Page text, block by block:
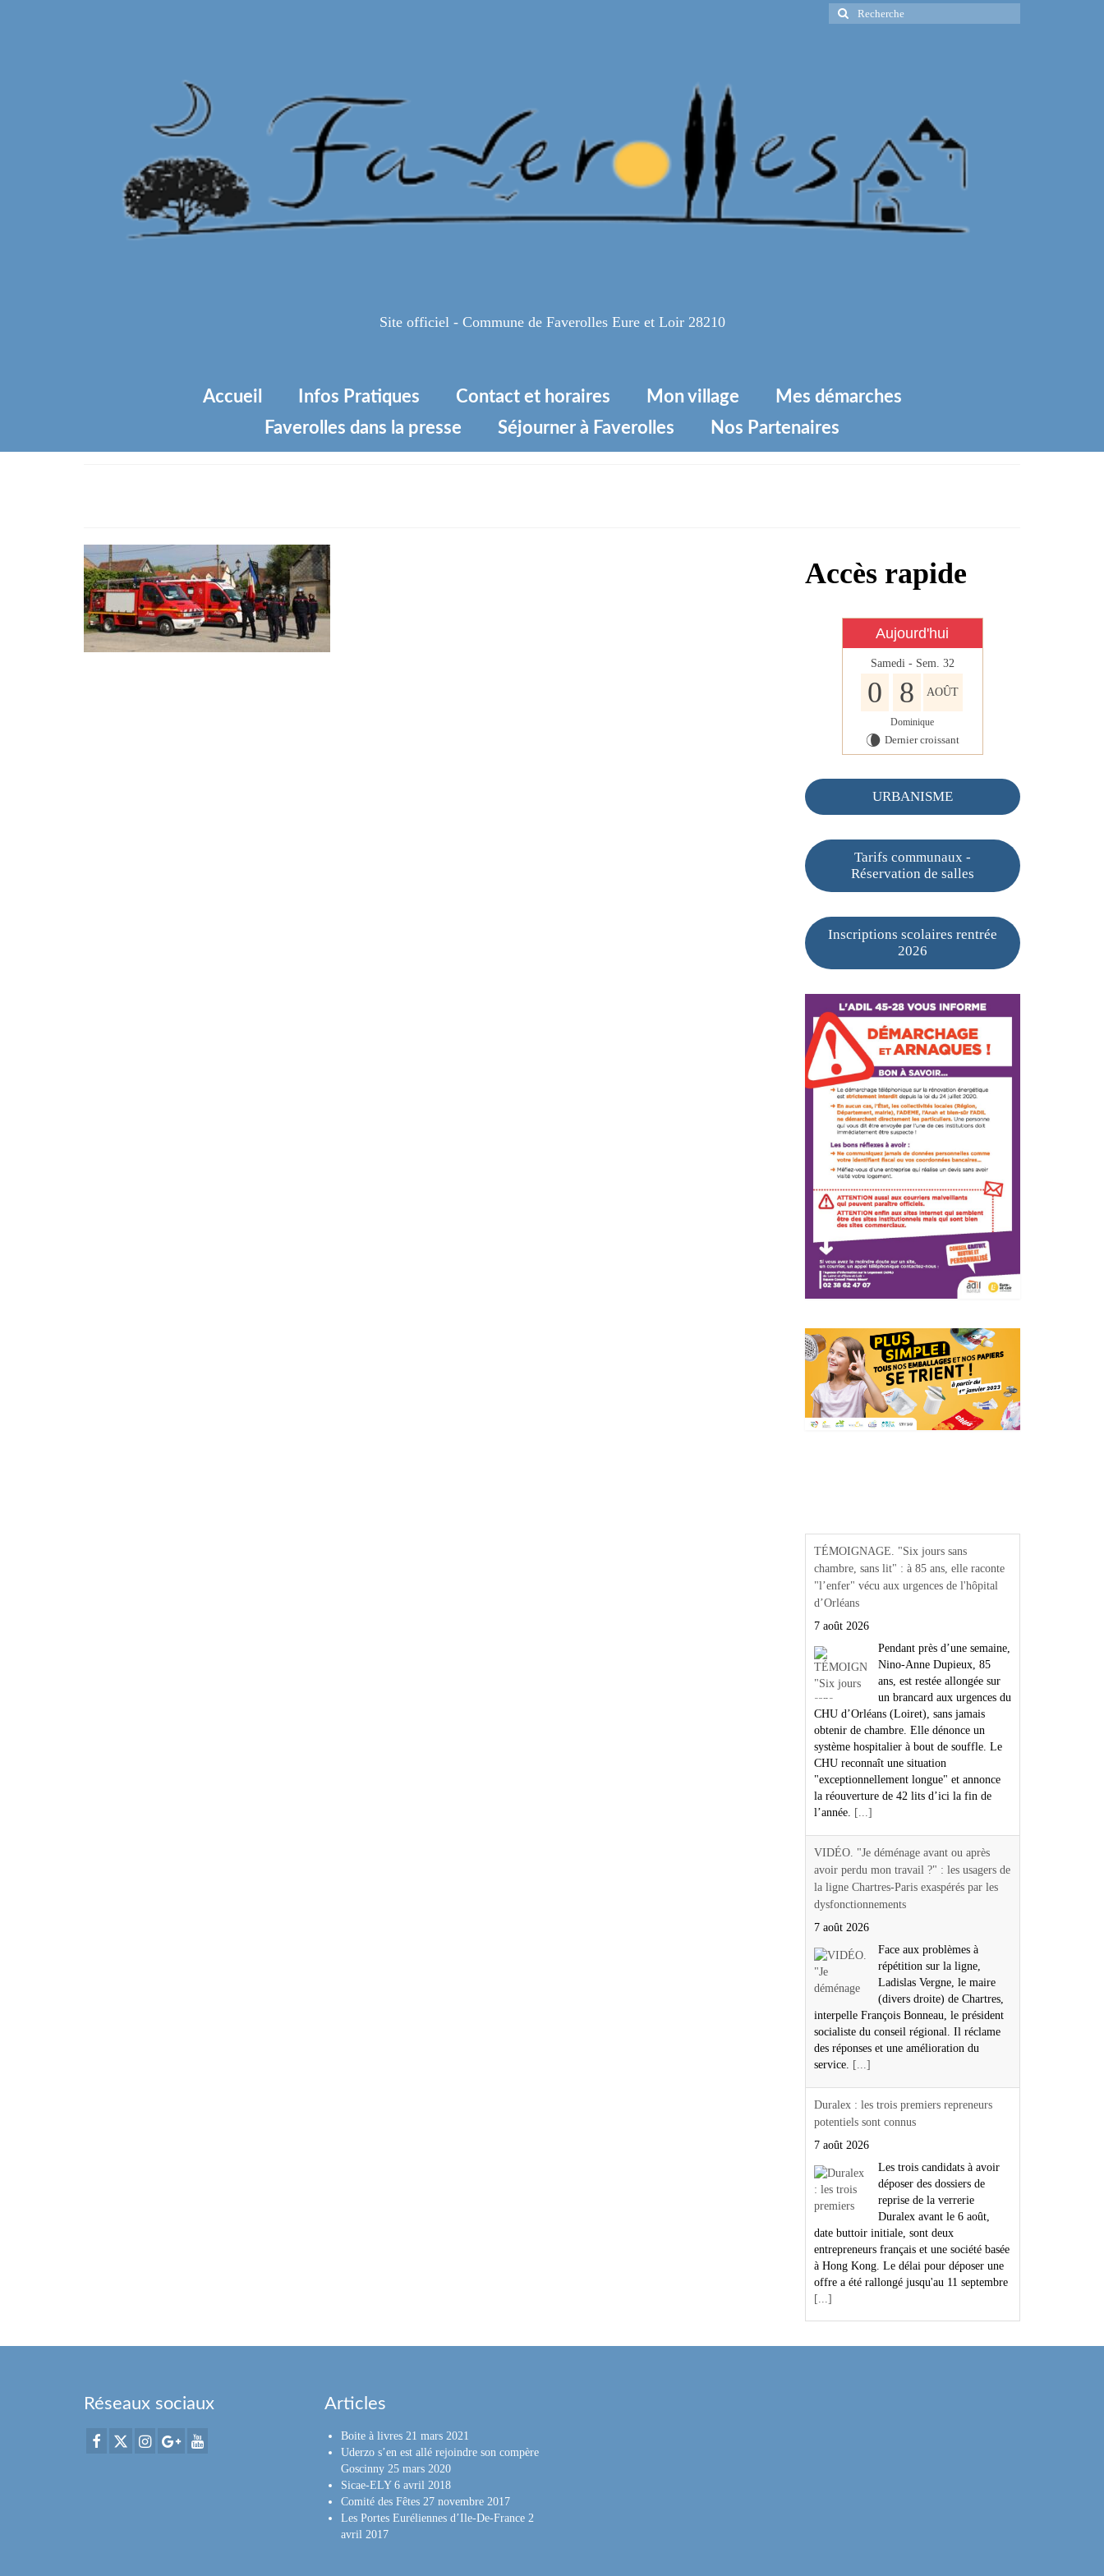
Rechercher
:
Site officiel - Commune de Faverolles Eure et Loir 28210
Accueil Infos Pratiques Contact et horaires Mon village
Mes démarches
Faverolles dans la presse
Séjourner à Faverolles Nos Partenaires
Accès rapide
Aujourd'hui
Samedi - Sem. 32
0 8 AOÛT
Dominique
V Dernier croissant
URBANISME
Tarifs communaux -
Réservation de salles
Inscriptions scolaires rentrée
2026
TÉMOIGNAGE. "Six jours sans
chambre, sans lit" : à 85 ans, elle raconte
"l’enfer" vécu aux urgences de l'hôpital
d’Orléans
7 août 2026
Pendant près d’une semaine,
Nino-Anne Dupieux, 85
ans, est restée allongée sur
un brancard aux urgences du
CHU d’Orléans (Loiret), sans jamais
obtenir de chambre. Elle dénonce un
système hospitalier à bout de souffle. Le
CHU reconnaît une situation
"exceptionnellement longue" et annonce
la réouverture de 42 lits d’ici la fin de
l’année.
[...]
VIDÉO. "Je déménage avant ou après
avoir perdu mon travail ?" : les usagers de
la ligne Chartres-Paris exaspérés par les
dysfonctionnements
7 août 2026
Face aux problèmes à
répétition sur la ligne,
Ladislas Vergne, le maire
(divers droite) de Chartres,
interpelle François Bonneau, le président
socialiste du conseil régional. Il réclame
des réponses et une amélioration du
service.
[...]
Duralex : les trois premiers repreneurs
potentiels sont connus
7 août 2026
Les trois candidats à avoir
déposer des dossiers de
reprise de la verrerie
Duralex avant le 6 août,
date buttoir initiale, sont deux
entrepreneurs français et une société basée
à Hong Kong. Le délai pour déposer une
offre a été rallongé jusqu'au 11 septembre
[...]
Réseaux sociaux Articles
Boite à livres 21 mars 2021
Uderzo s’en est allé rejoindre son compère
Goscinny 25 mars 2020
Sicae-ELY 6 avril 2018
Comité des Fêtes 27 novembre 2017
Les Portes Euréliennes d’Ile-De-France 2
avril 2017